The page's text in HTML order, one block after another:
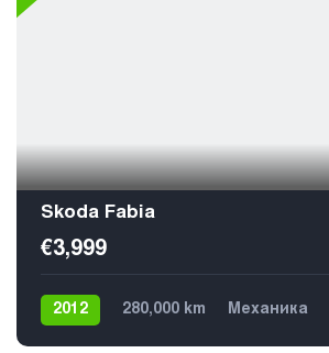
Skoda Fabia
€3,999
2012 280,000 km Механика